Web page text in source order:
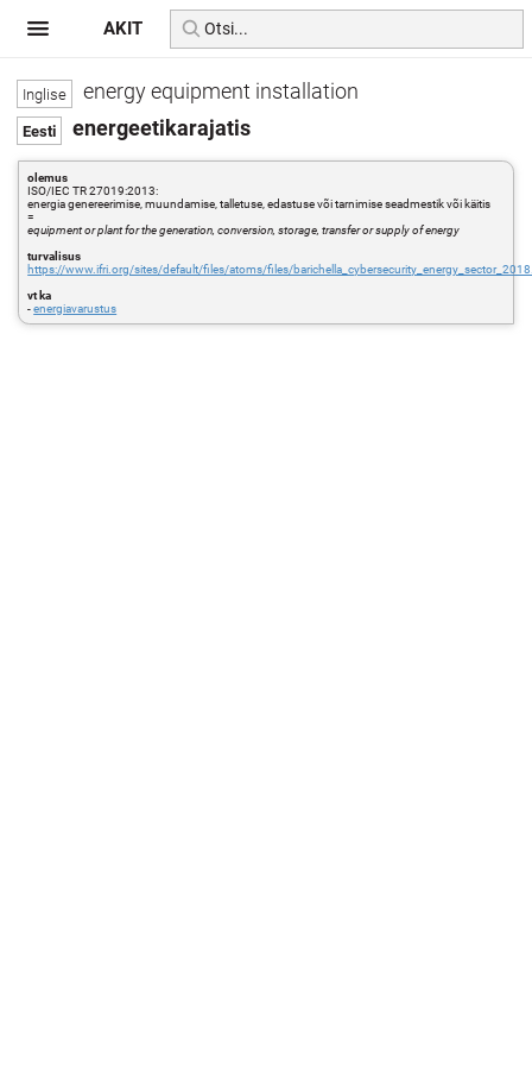
energy equipment installation
energeetikarajatis
olemus
ISO/IEC TR 27019:2013:
energia genereerimise, muundamise, talletuse, edastuse või tarnimise seadmestik või käitis
=
equipment or plant for the generation, conversion, storage, transfer or supply of energy
turvalisus
https://www.ifri.org/sites/default/files/atoms/files/
vt ka
-energiavarustus
AKIT